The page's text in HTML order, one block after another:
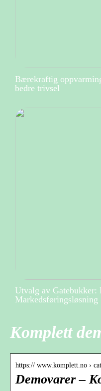
Bærekraftig
bedre trivsel
Utvalg av
Markedsføringsløsning
Komplett
https:// www.komplett.no ›
Demovarer –